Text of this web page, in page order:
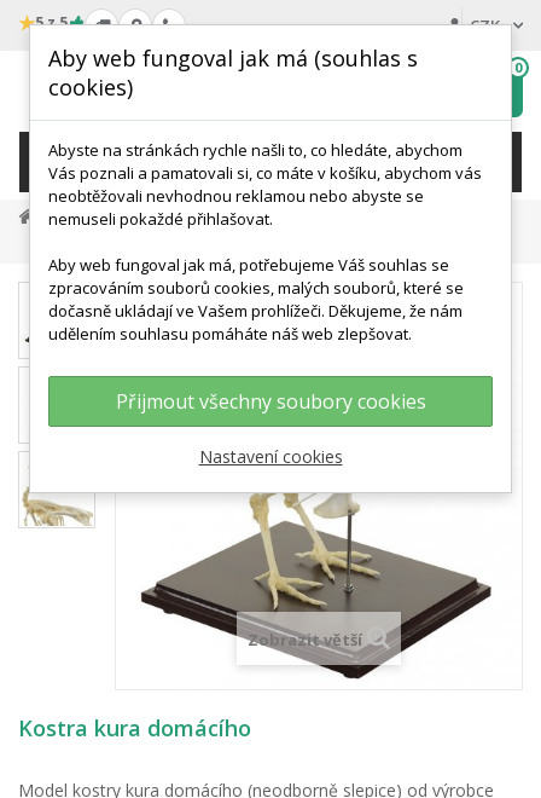
★5 z 5 CZK
wishlist
0
KATEGORIE
Přírodní Vědy A Výuka
Zobrazit větší
Kostra kura domácího
Model kostry kura domácího (neodborně slepice) od výrobce
Aby web fungoval jak má (souhlas s
cookies)
Abyste na stránkách rychle našli to, co hledáte, abychom
Vás poznali a pamatovali si, co máte v košíku, abychom vás
neobtěžovali nevhodnou reklamou nebo abyste se
nemuseli pokaždé přihlašovat.
Aby web fungoval jak má, potřebujeme Váš souhlas se
zpracováním souborů cookies, malých souborů, které se
dočasně ukládají ve Vašem prohlížeči. Děkujeme, že nám
udělením souhlasu pomáháte náš web zlepšovat.
Přijmout všechny soubory cookies
Nastavení cookies